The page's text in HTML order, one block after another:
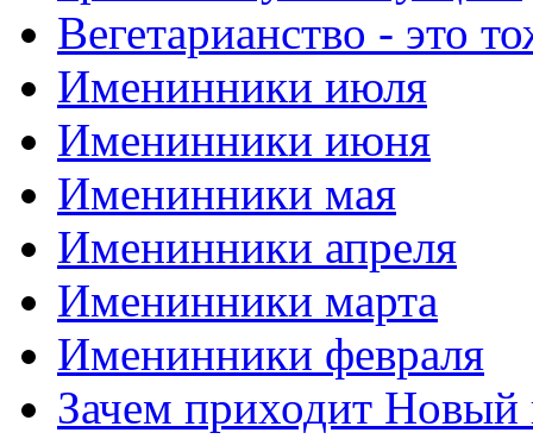
Вегетарианство - это
Именинники июля
Именинники июня
Именинники мая
Именинники апреля
Именинники марта
Именинники февраля
Зачем приходит Новый